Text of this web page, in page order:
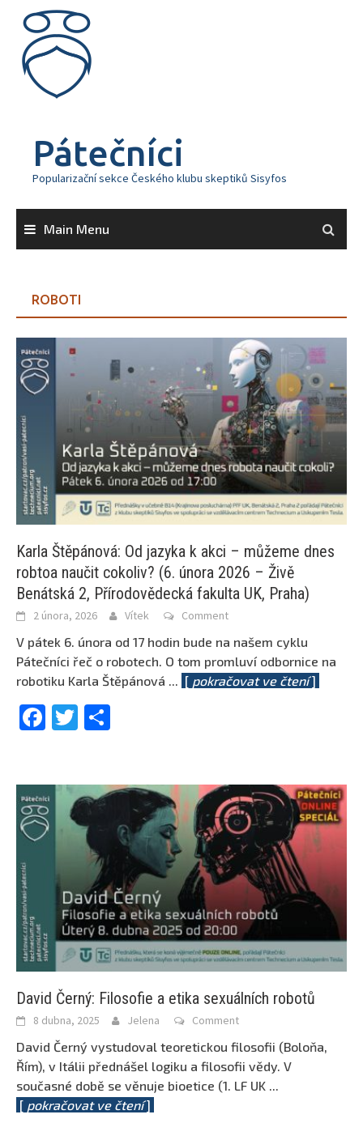
content
Pátečníci
Popularizační sekce Českého klubu skeptiků Sisyfos
Main Menu
ROBOTI
Karla Štěpánová: Od jazyka k akci – můžeme dnes
robtoa naučit cokoliv? (6. února 2026 – Živě
Benátská 2, Přírodovědecká fakulta UK, Praha)
2 února, 2026 Vítek Comment
V pátek 6. února od 17 hodin bude na našem cyklu
Pátečníci řeč o robotech. O tom promluví odbornice na
robotiku Karla Štěpánová ... [ pokračovat ve čtení]
Facebook
Twitter
David Černý: Filosofie a etika sexuálních robotů
8 dubna, 2025 Jelena Comment
David Černý vystudoval teoretickou filosofii (Boloňa,
Řím), v Itálii přednášel logiku a filosofii vědy. V
současné době se věnuje bioetice (1. LF UK ...
[ pokračovat ve čtení]